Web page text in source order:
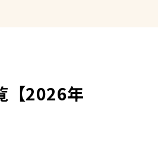
【2026年